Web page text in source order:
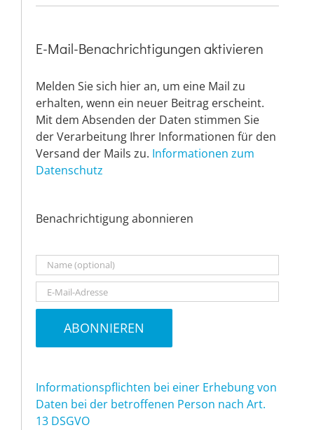
E-Mail-Benachrichtigungen aktivieren
Melden Sie sich hier an, um eine Mail zu
erhalten, wenn ein neuer Beitrag erscheint.
Mit dem Absenden der Daten stimmen Sie
der Verarbeitung Ihrer Informationen für den
Versand der Mails zu. Informationen zum
Datenschutz
Benachrichtigung abonnieren
Informationspflichten bei einer Erhebung von
Daten bei der betroffenen Person nach Art.
13 DSGVO